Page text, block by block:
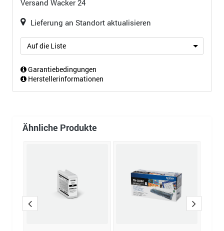
Versand Wacker 24
Lieferung an Standort aktualisieren
Auf die Liste
Garantiebedingungen
Herstellerinformationen
Ähnliche Produkte